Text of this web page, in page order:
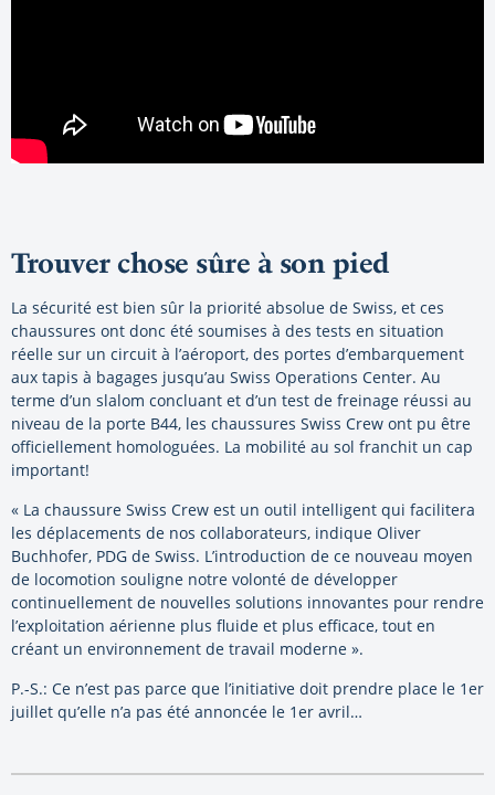
Trouver chose sûre à son pied
La sécurité est bien sûr la priorité absolue de Swiss, et ces
chaussures ont donc été soumises à des tests en situation
réelle sur un circuit à l’aéroport, des portes d’embarquement
aux tapis à bagages jusqu’au Swiss Operations Center. Au
terme d’un slalom concluant et d’un test de freinage réussi au
niveau de la porte B44, les chaussures Swiss Crew ont pu être
officiellement homologuées. La mobilité au sol franchit un cap
important!
« La chaussure Swiss Crew est un outil intelligent qui facilitera
les déplacements de nos collaborateurs, indique Oliver
Buchhofer, PDG de Swiss. L’introduction de ce nouveau moyen
de locomotion souligne notre volonté de développer
continuellement de nouvelles solutions innovantes pour rendre
l’exploitation aérienne plus fluide et plus efficace, tout en
créant un environnement de travail moderne ».
P.-S.: Ce n’est pas parce que l’initiative doit prendre place le 1er
juillet qu’elle n’a pas été annoncée le 1er avril…